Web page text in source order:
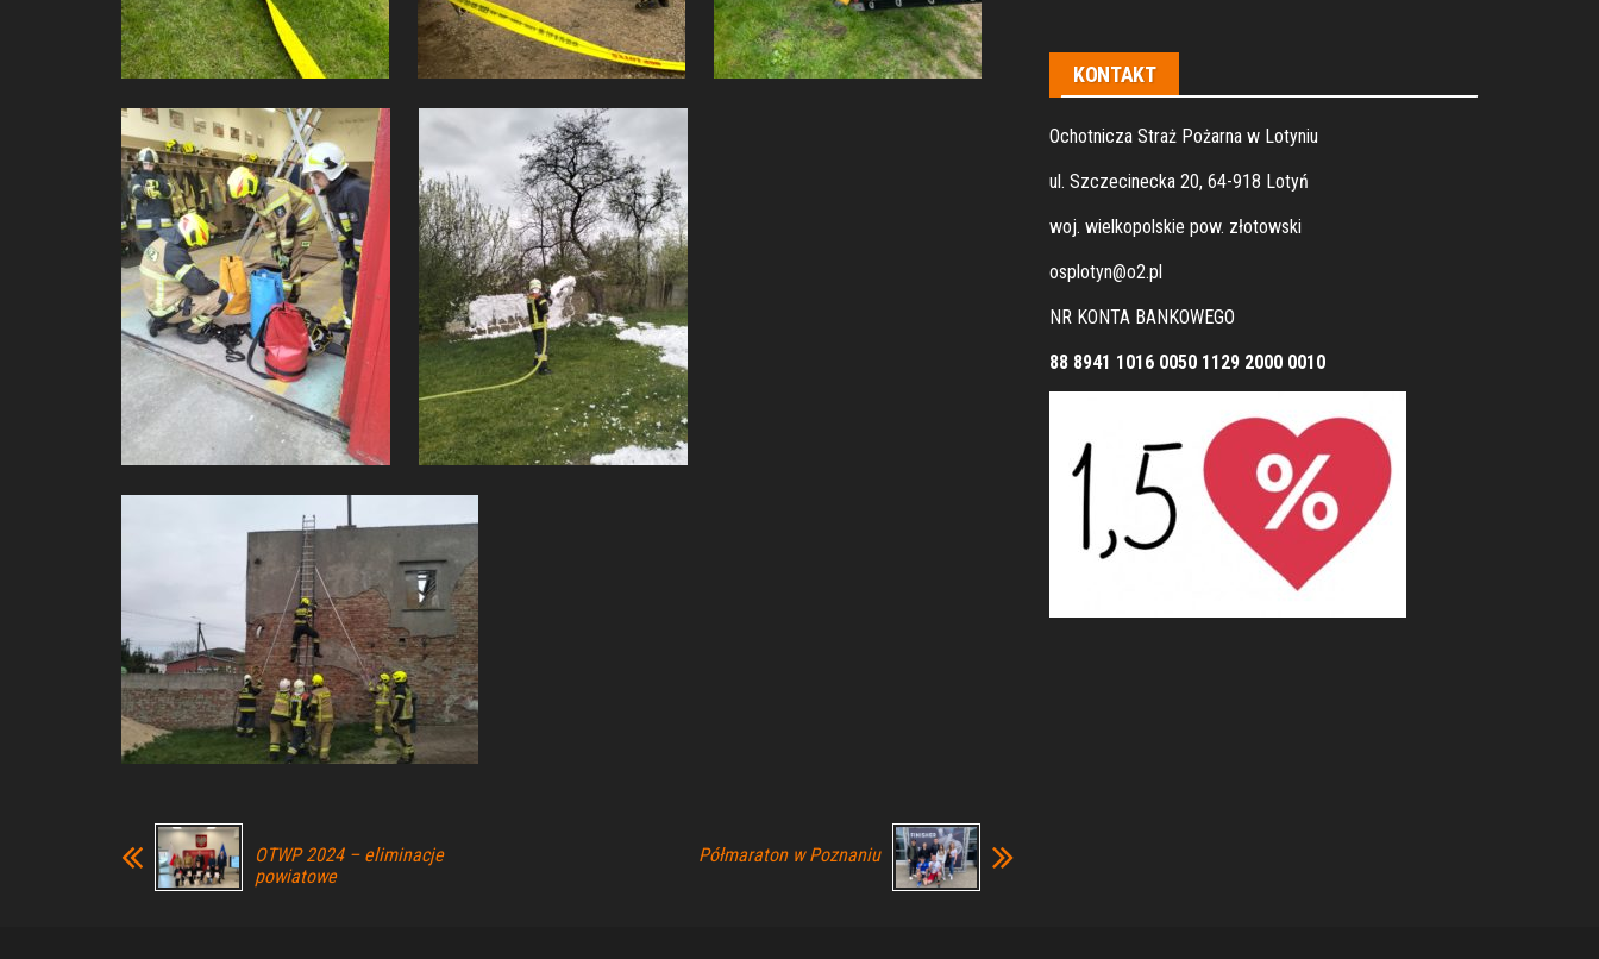
OTWP 2024 – eliminacje
powiatowe
Półmaraton w Poznaniu
KONTAKT
Ochotnicza Straż Pożarna w Lotyniu
ul. Szczecinecka 20, 64-918 Lotyń
woj. wielkopolskie pow. złotowski
osplotyn@o2.pl
NR KONTA BANKOWEGO
88 8941 1016 0050 1129 2000 0010